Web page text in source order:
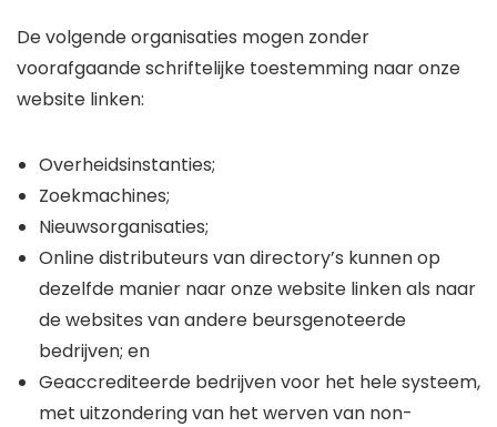
De volgende organisaties mogen zonder
voorafgaande schriftelijke toestemming naar onze
website linken:
Overheidsinstanties;
Zoekmachines;
Nieuwsorganisaties;
Online distributeurs van directory’s kunnen op
dezelfde manier naar onze website linken als naar
de websites van andere beursgenoteerde
bedrijven; en
Geaccrediteerde bedrijven voor het hele systeem,
met uitzondering van het werven van non-